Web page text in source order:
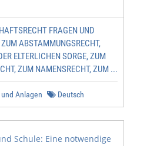
1
1
2
FRAGEN UND
ABSTAMMUNGSRECHT,
ELTERLICHEN SORGE, ZUM
ZUM NAMENSRECHT, ZUM ...
Anlagen Deutsch